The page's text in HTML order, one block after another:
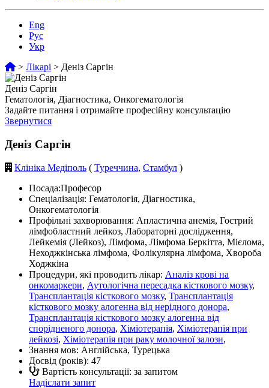
Eng
Рус
Укр
> Лікарі > Деніз Саргін
Деніз Саргін
Гематологія, Діагностика, Онкогематологія
Задайте питання і отримайте професійну консультацію
Звернутися
Деніз Саргін
Клініка Медіполь ( Туреччина, Стамбул )
Посада:Професор
Спеціалізація: Гематологія, Діагностика,
Онкогематологія
Профільні захворювання: Апластична анемія, Гострий
лімфобластний лейкоз, Лабораторні дослідження,
Лейкемія (Лейкоз), Лімфома, Лімфома Беркітта, Мієлома,
Неходжкінська лімфома, Фолікулярна лімфома, Хвороба
Ходжкіна
Процедури, які проводить лікар: Аналіз крові на
онкомаркери, Аутологічна пересадка кісткового мозку,
Трансплантація кісткового мозку, Трансплантація
кісткового мозку алогенна від нерідного донора,
Трансплантація кісткового мозку алогенна від
спорідненого донора, Хіміотерапія, Хіміотерапія при
лейкозі, Хіміотерапія при раку молочної залози,
Знання мов: Англійська, Турецька
Досвід (років): 47
Вартість консультації: за запитом
Надіслати запит